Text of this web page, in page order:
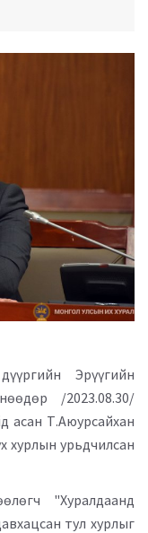
Эрүүгийн
/2023.08.30/
асан Т.Аюурсайхан
хурлын урьдчилсан
"Хуралдаанд
тул хурлыг